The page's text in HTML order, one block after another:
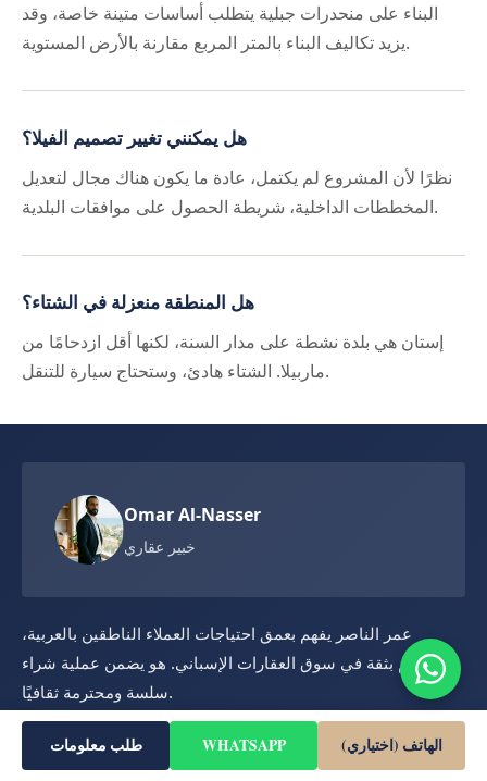
البناء على منحدرات جبلية يتطلب أساسات متينة خاصة، وقد
يزيد تكاليف البناء بالمتر المربع مقارنة بالأرض المستوية.
هل يمكنني تغيير تصميم الفيلا؟
نظرًا لأن المشروع لم يكتمل، عادة ما يكون هناك مجال لتعديل
المخططات الداخلية، شريطة الحصول على موافقات البلدية.
هل المنطقة منعزلة في الشتاء؟
إستان هي بلدة نشطة على مدار السنة، لكنها أقل ازدحامًا من
ماربيلا. الشتاء هادئ، وستحتاج سيارة للتنقل.
Omar Al-Nasser
خبير عقاري
عمر الناصر يفهم بعمق احتياجات العملاء الناطقين بالعربية،
ويرشدهم بثقة في سوق العقارات الإسباني. هو يضمن عملية شراء
سلسة ومحترمة ثقافيًا.
ممثل متعدد اللغات بمساعدة الذكاء الاصطناعي. يتم التعامل مع استفسارك
طلب معلومات WHATSAPP الهاتف (اختياري)